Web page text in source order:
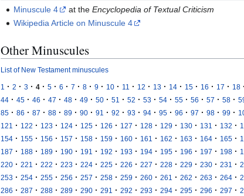
Minuscule 4 at theEncyclopedia of Textual Criticism
Wikipedia Article on Minuscule 4
Other Minuscules
List of New Testament minuscules
1 · 2 · 3 · 4 · 5 · 6 · 7 · 8 · 9 · 10 · 11 · 12 · 13 · 14 · 15 · 16 · 17 · 18 ·
44 · 45 · 46 · 47 · 48 · 49 · 50 · 51 · 52 · 53 · 54 · 55 · 56 · 57 · 58 ·
85 · 86 · 87 · 88 · 89 · 90 · 91 · 92 · 93 · 94 · 95 · 96 · 97 · 98 · 99 ·
121 · 122 · 123 · 124 · 125 · 126 · 127 · 128 · 129 · 130 · 131 · 132 ·
154 · 155 · 156 · 157 · 158 · 159 · 160 · 161 · 162 · 163 · 164 · 165 ·
187 · 188 · 189 · 190 · 191 · 192 · 193 · 194 · 195 · 196 · 197 · 198 ·
220 · 221 · 222 · 223 · 224 · 225 · 226 · 227 · 228 · 229 · 230 · 231 ·
253 · 254 · 255 · 256 · 257 · 258 · 259 · 260 · 261 · 262 · 263 · 264 ·
286 · 287 · 288 · 289 · 290 · 291 · 292 · 293 · 294 · 295 · 296 · 297 ·